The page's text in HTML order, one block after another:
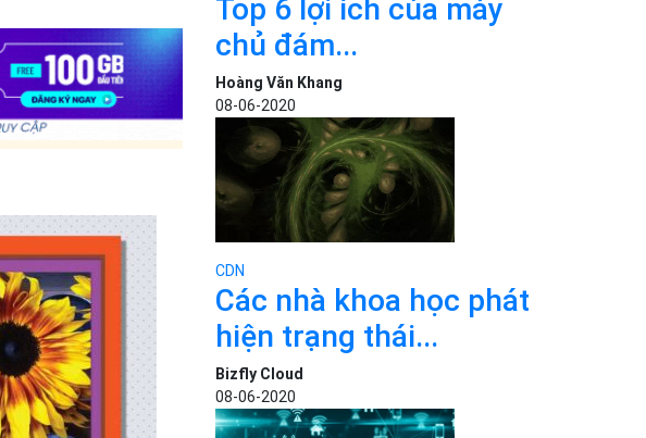
Top 6 lợi ích của máy
chủ đám...
Hoàng Văn Khang
08-06-2020
CDN
Các nhà khoa học phát
hiện trạng thái...
Bizfly Cloud
08-06-2020